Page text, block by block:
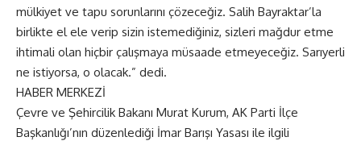
mülkiyet ve tapu sorunlarını çözeceğiz. Salih Bayraktar’la
birlikte el ele verip sizin istemediğiniz, sizleri mağdur etme
ihtimali olan hiçbir çalışmaya müsaade etmeyeceğiz. Sarıyerli
ne istiyorsa, o olacak.” dedi.
HABER MERKEZİ
Çevre ve Şehircilik Bakanı Murat Kurum, AK Parti İlçe
Başkanlığı’nın düzenlediği İmar Barışı Yasası ile ilgili